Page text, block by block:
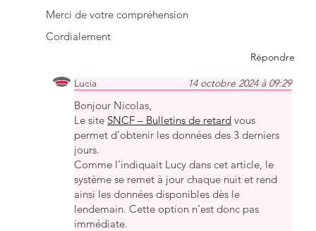
Merci de votre compréhension
Cordialement
Répondre
Lucia 14 octobre 2024 à 09:29
Bonjour Nicolas,
Le site SNCF – Bulletins de retard vous
permet d’obtenir les données des 3 derniers
jours.
Comme l’indiquait Lucy dans cet article, le
système se remet à jour chaque nuit et rend
ainsi les données disponibles dès le
lendemain. Cette option n’est donc pas
immédiate.